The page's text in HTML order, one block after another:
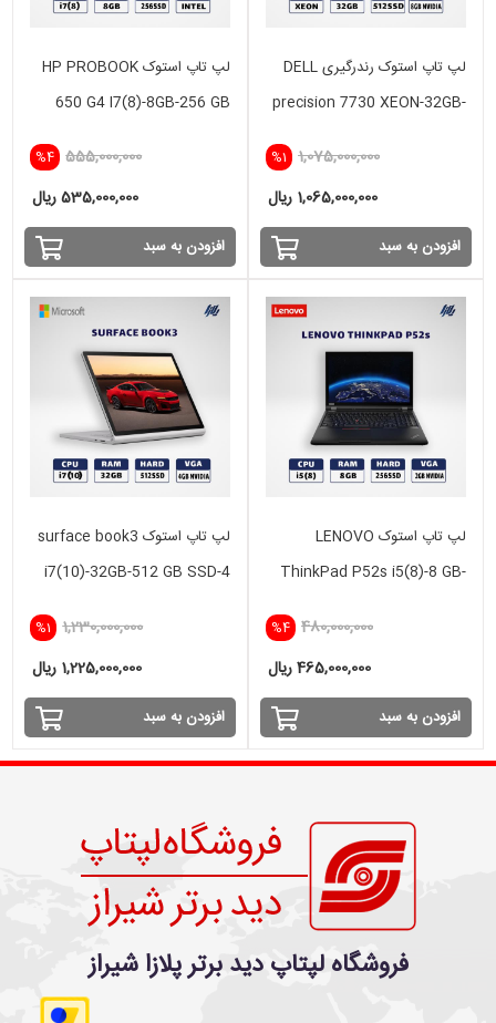
لپ تاپ استوک رندرگیری DELL
precision 7730 XEON-32GB-
%1 1,075,000,000
1,065,000,000 ریال
افزودن به سبد
لپ تاپ استوک HP PROBOOK
650 G4 I7(8)-8GB-256 GB
%4 555,000,000
535,000,000 ریال
افزودن به سبد
لپ تاپ استوک LENOVO
ThinkPad P52s i5(8)-8 GB-
%4 480,000,000
465,000,000 ریال
افزودن به سبد
لپ تاپ استوک surface book3
i7(10)-32GB-512 GB SSD-4
%1 1,230,000,000
1,225,000,000 ریال
افزودن به سبد
فروشگاه لپتاپ دید برتر پلازا شیراز